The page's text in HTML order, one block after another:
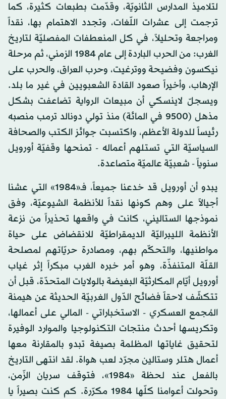
لتلاميذ المدارس الثانويّة، وقدّمت بطبعات كثيرة، كما
ترجمت إلى عشرات اللّغات، وتجدد الاهتمام بها، نقداً
ومراجعة وتحليلاً، في كل المنعطفات المفصليّة لتاريخ
الغرب: من الحرب الباردة إلى عام 1984 الزمني، ثم مرحلة
نيكسون وفضيحة ووترغيت، وحرب العراق، والحرب على
الإرهاب، وأخيراً صعود القادة الشعبويين في غير ما بلد.
ويسجلّ لاينسكي أن مبيعات الرواية تضاعفت بشكل
مذهل (9500 في المائة) منذ تولي دونالد ترمب منصبه
رئيساً للدولة الأعظم، واكتسبت جوائز الكتب والصحافة
السياسيّة التي تستلهم أعماله - تمنحها وقفيّة أورويل
سنوياً - شعبيّة عالميّة متصاعدة.
يبدو أن أورويل قد خدعنا جميعاً، فـ«1984» التي عشنا
أجيالاً على وهم كونها نقداً للأنظمة الشيوعيّة، وفق
نموذجها الستاليني، كانت في واقعها تحذيراً من نزعة
الأنظمة الليبراليّة الديمقراطيّة للانقضاض على حياة
مواطنيها، والتحكّم بهم، ومصادرة حريّاتهم لمصلحة
القلّة المتنفذّة، وهو أمر خبره الغرب مبكراً إثر غياب
أورويل أيّام المكارثيّة البغيضة بالولايات المتحدّة، قبل أن
تتكشّف لاحقاً فضائح الدّول الغربيّة الحديثة عن هيمنة
المُجمع العسكري - الاستخباراتي - المالي على أعمالها،
وتكريسها أحدث منتجات التكنولوجيا والموارد الوفيرة
لتحقيق غاياتها المظلمة بصيغة تبدو بالمقارنة معها
أعمال هتلر وستالين مجرّد لعب هواة. لقد انتهى التاريخ
بالفعل عند لحظة «1984»، فتوقف سريان الزّمن،
وتحولت أعوامنا كلّها 1984 مكرّرة. كم كنت بصيراً يا